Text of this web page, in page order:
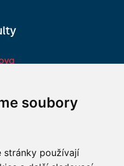
soubory
stránky používají
v